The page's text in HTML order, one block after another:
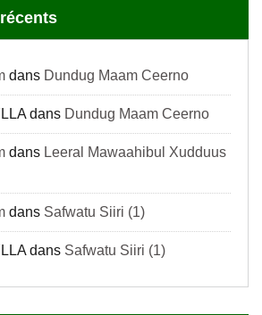
dans Dundug Maam Ceerno
dans Dundug Maam Ceerno
dans Leeral Mawaahibul Xudduus
dans Safwatu Siiri (1)
dans Safwatu Siiri (1)